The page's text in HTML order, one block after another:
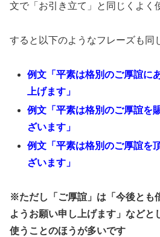
文で「お引き立て」と同じくよく
すると以下のようなフレーズも同
例文「平素は格別のご厚誼に
上げます」
例文「平素は格別のご厚誼を
ざいます」
例文「平素は格別のご厚誼を
ざいます」
※ただし「ご厚誼」は「今後とも
ようお願い申し上げます」などと
使うことのほうが多いです